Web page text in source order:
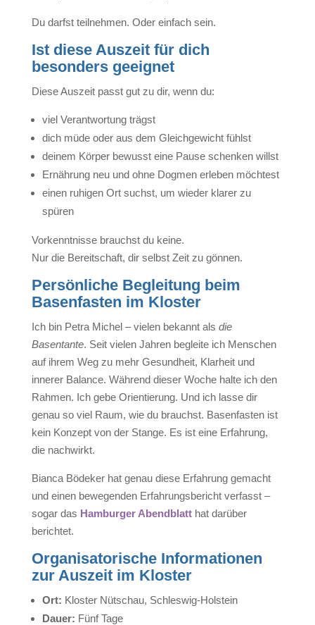
Du darfst teilnehmen. Oder einfach sein.
Ist diese Auszeit für dich
besonders geeignet
Diese Auszeit passt gut zu dir, wenn du:
viel Verantwortung trägst
dich müde oder aus dem Gleichgewicht fühlst
deinem Körper bewusst eine Pause schenken willst
Ernährung neu und ohne Dogmen erleben möchtest
einen ruhigen Ort suchst, um wieder klarer zu
spüren
Vorkenntnisse brauchst du keine.
Nur die Bereitschaft, dir selbst Zeit zu gönnen.
Persönliche Begleitung beim
Basenfasten im Kloster
Ich bin Petra Michel – vielen bekannt als die
Basentante. Seit vielen Jahren begleite ich Menschen
auf ihrem Weg zu mehr Gesundheit, Klarheit und
innerer Balance. Während dieser Woche halte ich den
Rahmen. Ich gebe Orientierung. Und ich lasse dir
genau so viel Raum, wie du brauchst. Basenfasten ist
kein Konzept von der Stange. Es ist eine Erfahrung,
die nachwirkt.
Bianca Bödeker hat genau diese Erfahrung gemacht
und einen bewegenden Erfahrungsbericht verfasst –
sogar das Hamburger Abendblatthat darüber
berichtet.
Organisatorische Informationen
zur Auszeit im Kloster
Ort: Kloster Nütschau, Schleswig-Holstein
Dauer: Fünf Tage